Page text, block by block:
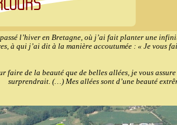
l’hiver en Bretagne, où j’ai fait planter une
à qui j’ai dit à la manière accoutumée : « Je vous
faire de la beauté que de belles allées, je vous
surprendrait. (…) Mes allées sont d’une beauté